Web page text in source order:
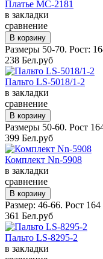
Платье MC-2181
в закладки
сравнение
Размеры 50-70. Рост:
238 Бел.руб
Пальто LS-5018/1-2
в закладки
сравнение
Размеры 50-60. Рост
399 Бел.руб
Комплект Nn-5908
в закладки
сравнение
Размер: 46-66. Рост
361 Бел.руб
Пальто LS-8295-2
в закладки